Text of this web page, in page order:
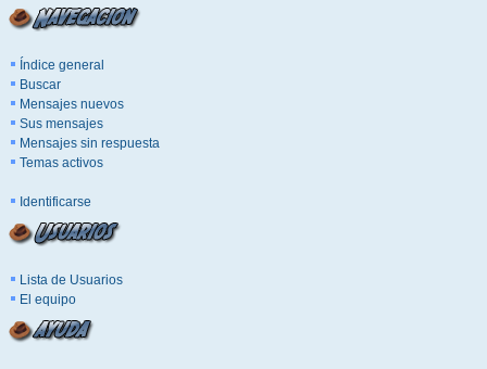
Índice general
Buscar
Mensajes nuevos
Sus mensajes
Mensajes sin respuesta
Temas activos
Identificarse
Lista de Usuarios
El equipo